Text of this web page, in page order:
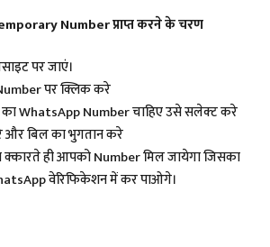
Number प्राप्त करने के चरण
पर जाएं।​
पर क्लिक करे
WhatsApp Number चाहिए उसे सलेक्ट करे
बिल का भुगतान करे
क्कारते ही आपको Number मिल जायेगा जिसका
वेरिफिकेशन में कर पाओगे।